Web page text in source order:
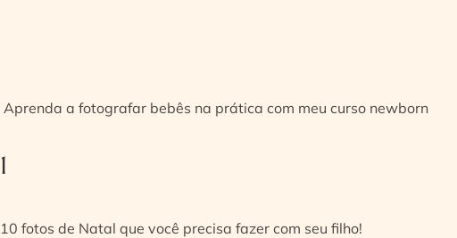
Aprenda a fotografar bebês na prática com meu curso newborn
1
10 fotos de Natal que você precisa fazer com seu filho!